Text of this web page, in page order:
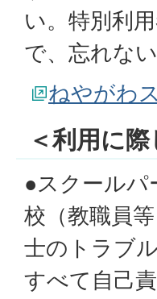
い。特別利
で、忘れな
ねやがわ
＜利用に
●スクールパ
校（教職員
士のトラブ
すべて自己